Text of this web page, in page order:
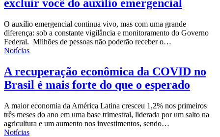
excluir você do auxílio emergencial
O auxílio emergencial continua vivo, mas com uma grande
diferença: sob a constante vigilância e monitoramento do Governo
Federal. Milhões de pessoas não poderão receber o…
Notícias
A recuperação econômica da COVID no
Brasil é mais forte do que o esperado
A maior economia da América Latina cresceu 1,2% nos primeiros
três meses do ano em uma base trimestral, liderada por um salto na
agricultura e um aumento nos investimentos, sendo…
Notícias